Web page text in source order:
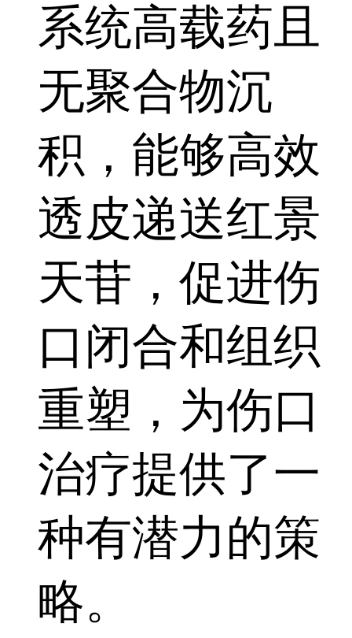
系统高载药且
无聚合物沉
积，能够高效
透皮递送红景
天苷，促进伤
口闭合和组织
重塑，为伤口
治疗提供了一
种有潜力的策
略。